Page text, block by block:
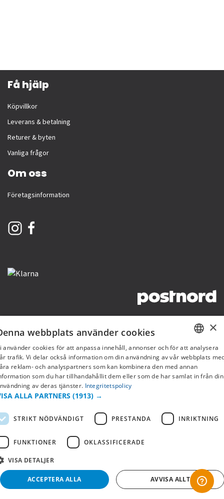
Få hjälp
Köpvillkor
Leverans & betalning
Returer & byten
Vanliga frågor
Om oss
Företagsinformation
SWEDISH
FI
×
webbplats använder cookies
använder cookies för att anpassa innehåll, annonser och för att analysera
trafik. Vi delar också information om din användning av vår webbplats
reklam- och analyspartners som kan kombinera den med annan
som du har tillhandahållit dem eller som de har samlat in från din
av deras tjänster. Integritetspolicy
ALLA PARTNERS (1913) →
STRIKT NÖDVÄNDIGT PRESTANDA INRIKTNING
FUNKTIONER OKLASSIFICERADE
VISA DETALJER
ACCEPTERA ALLA AVVISA ALLT